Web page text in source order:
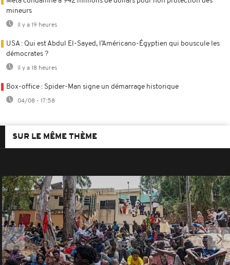
mineurs
Il y a 19 heures
USA : Qui est Abdul El-Sayed, l’Américano-Égyptien qui bouscule les
démocrates ?
Il y a 18 heures
Box-office : Spider-Man signe un démarrage historique
04/08 - 17:58
SUR LE MÊME THÈME